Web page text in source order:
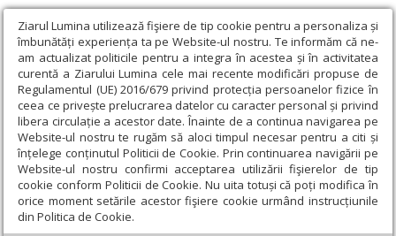
Ziarul Lumina utilizează fişiere de tip cookie pentru a personaliza și
îmbunătăți experiența ta pe Website-ul nostru. Te informăm că ne-
am actualizat politicile pentru a integra în acestea și în activitatea
curentă a Ziarului Lumina cele mai recente modificări propuse de
Regulamentul (UE) 2016/679 privind protecția persoanelor fizice în
ceea ce privește prelucrarea datelor cu caracter personal și privind
libera circulație a acestor date. Înainte de a continua navigarea pe
Website-ul nostru te rugăm să aloci timpul necesar pentru a citi și
înțelege conținutul Politicii de Cookie. Prin continuarea navigării pe
Website-ul nostru confirmi acceptarea utilizării fişierelor de tip
cookie conform Politicii de Cookie. Nu uita totuși că poți modifica în
orice moment setările acestor fişiere cookie urmând instrucțiunile
din Politica de Cookie.
Ziarul Lumina › Actualitate religioasă › Știri › Expoziție dedicată
ucrainenilor la Muzeul mitropolitan din Iași
Expoziție dedicată ucrainenilor la Muzeul
mitropolitan din Iași